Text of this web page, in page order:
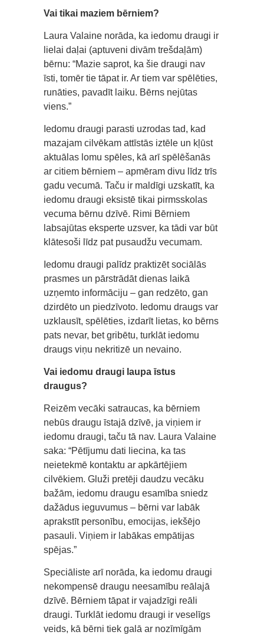
Vai tikai maziem bērniem?
Laura Valaine norāda, ka iedomu draugi ir
lielai daļai (aptuveni divām trešdaļām)
bērnu: “Mazie saprot, ka šie draugi nav
īsti, tomēr tie tāpat ir. Ar tiem var spēlēties,
runāties, pavadīt laiku. Bērns nejūtas
viens.”
Iedomu draugi parasti uzrodas tad, kad
mazajam cilvēkam attīstās iztēle un kļūst
aktuālas lomu spēles, kā arī spēlēšanās
ar citiem bērniem – apmēram divu līdz trīs
gadu vecumā. Taču ir maldīgi uzskatīt, ka
iedomu draugi eksistē tikai pirmsskolas
vecuma bērnu dzīvē. Rimi Bērniem
labsajūtas eksperte uzsver, ka tādi var būt
klātesoši līdz pat pusaudžu vecumam.
Iedomu draugi palīdz praktizēt sociālās
prasmes un pārstrādāt dienas laikā
uzņemto informāciju – gan redzēto, gan
dzirdēto un piedzīvoto. Iedomu draugs var
uzklausīt, spēlēties, izdarīt lietas, ko bērns
pats nevar, bet gribētu, turklāt iedomu
draugs viņu nekritizē un nevaino.
Vai iedomu draugi laupa īstus
draugus?
Reizēm vecāki satraucas, ka bērniem
nebūs draugu īstajā dzīvē, ja viņiem ir
iedomu draugi, taču tā nav. Laura Valaine
saka: “Pētījumu dati liecina, ka tas
neietekmē kontaktu ar apkārtējiem
cilvēkiem. Gluži pretēji daudzu vecāku
bažām, iedomu draugu esamība sniedz
dažādus ieguvumus – bērni var labāk
aprakstīt personību, emocijas, iekšējo
pasauli. Viņiem ir labākas empātijas
spējas.”
Speciāliste arī norāda, ka iedomu draugi
nekompensē draugu neesamību reālajā
dzīvē. Bērniem tāpat ir vajadzīgi reāli
draugi. Turklāt iedomu draugi ir veselīgs
veids, kā bērni tiek galā ar nozīmīgām